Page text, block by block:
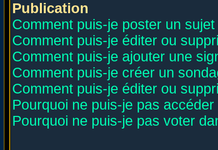
Publication
Comment puis-je poster un
Comment puis-je éditer ou
Comment puis-je ajouter une
Comment puis-je créer un
Comment puis-je éditer ou
Pourquoi ne puis-je pas
Pourquoi ne puis-je pas voter